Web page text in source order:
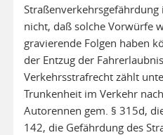
Straßenverkehrsgefährdung
nicht, daß solche Vorwürfe
gravierende Folgen haben
der Entzug der
Verkehrsstrafrecht zählt
Trunkenheit im Verkehr
Autorennen gem. § 315d,
142, die Gefährdung des